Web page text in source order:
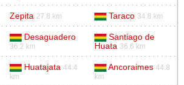
Zepita 27.8 km Taraco 34.8 km
Desaguadero
36.2 km
Santiago de
Huata 36.6 km
Huatajata 44.4
km
Ancoraimes 44.8
km